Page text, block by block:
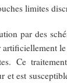
limites
par des
Ce
et est